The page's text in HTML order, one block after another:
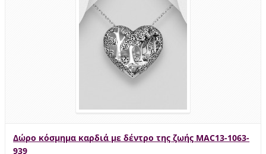
Δώρο κόσμημα καρδιά με δέντρο της ζωής MAC13-1063-
939